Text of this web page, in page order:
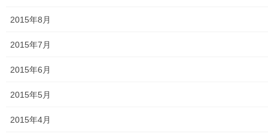
2015年8月
2015年7月
2015年6月
2015年5月
2015年4月